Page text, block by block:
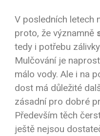
V posledních letech
proto, že významně
tedy i potřebu
Mulčování je
málo vody. Ale i na
dost má důležité
zásadní pro dobré
Především těch
ještě nejsou